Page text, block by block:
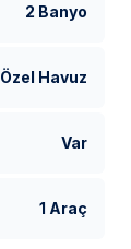
2 Banyo
Özel Havuz
Var
1 Araç